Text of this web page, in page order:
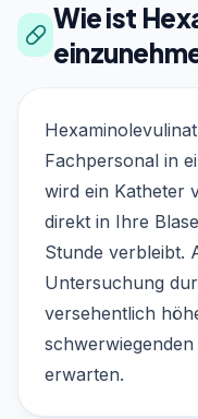
Wie ist
Fachpersonal in
wird ein Katheter
direkt in Ihre
Stunde verbleibt.
Untersuchung
versehentlich
erwarten.